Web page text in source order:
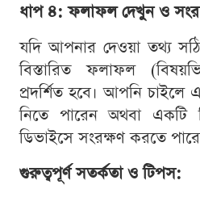
ধাপ ৪: ফলাফল দেখুন ও
যদি আপনার দেওয়া তথ্য
বিস্তারিত ফলাফল
প্রদর্শিত হবে। আপনি চাইলে
নিতে পারেন অথবা একটি
ডিভাইসে সংরক্ষণ করতে
গুরুত্বপূর্ণ সতর্কতা ও টিপস: